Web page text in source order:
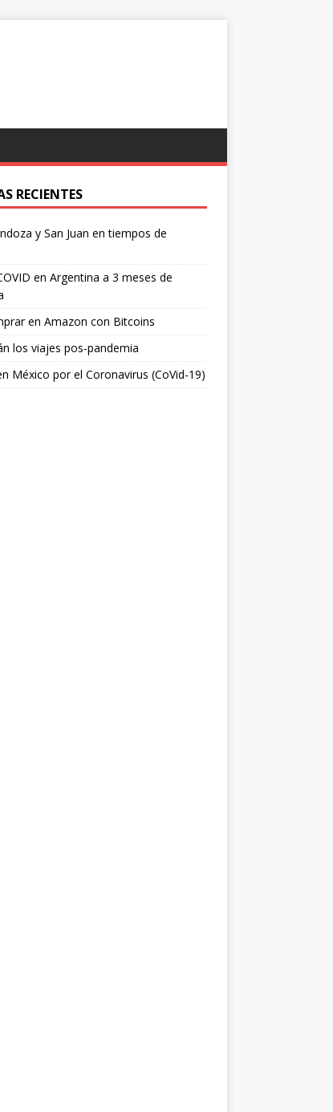
RECIENTES
y San Juan en tiempos de
en Argentina a 3 meses de
en Amazon con Bitcoins
los viajes pos-pandemia
México por el Coronavirus (CoVid-19)